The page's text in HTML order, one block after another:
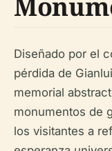
Diseñado por el
pérdida de
memorial
monumentos de
los visitantes a